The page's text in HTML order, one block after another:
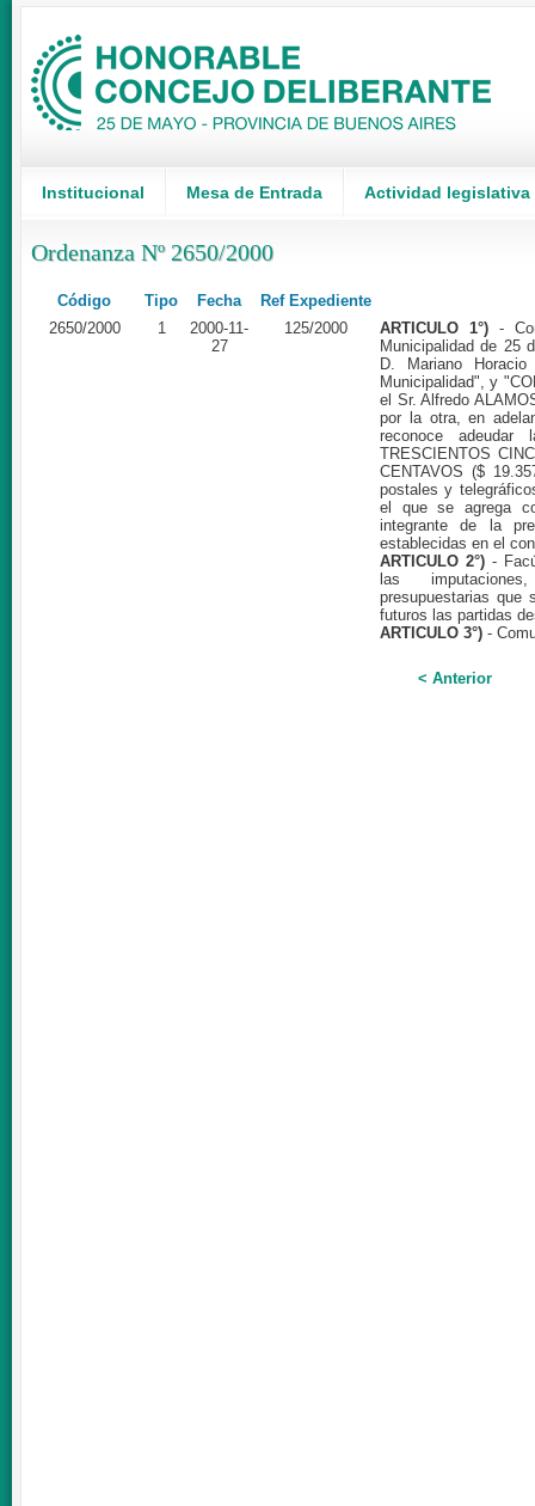
Institucional Mesa de Entrada Actividad legislativa
Ordenanza Nº 2650/2000
Código Tipo Fecha
Ref Expediente
2650/2000
1
2000-11-
27
125/2000 ARTICULO 1°) -
Municipalidad de 25
D. Mariano
Municipalidad", y
el Sr. Alfredo
por la otra, en
reconoce
TRESCIENTOS
CENTAVOS ($
postales y
el que se agrega
integrante de la
establecidas en el
ARTICULO 2°)-
las
presupuestarias que
futuros las partidas
ARTICULO 3°) -
< Anterior